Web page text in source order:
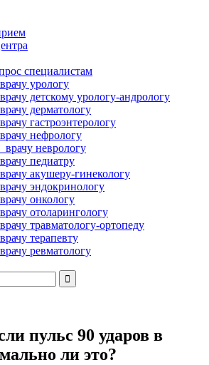
специалистам
урологу
детскому урологу-андрологу
дерматологу
гастроэнтерологу
нефрологу
неврологу
педиатру
акушеру-гинекологу
эндокринологу
онкологу
отоларингологу
травматологу-ортопеду
терапевту
ревматологу
пульс 90 ударов в
ли это?